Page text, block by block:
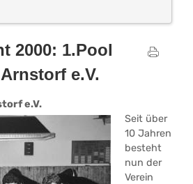
2000: 1.Pool
e.V.
e.V.
Seit über
10 Jahren
besteht
nun der
Verein